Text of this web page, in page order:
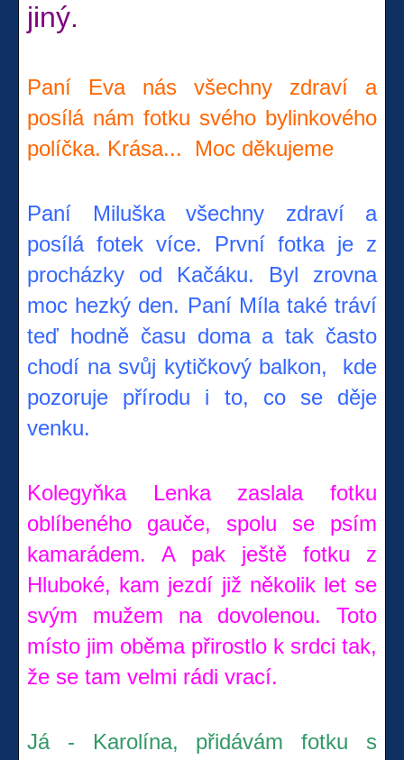
jiný.
Paní Eva nás všechny zdraví a
posílá nám fotku svého bylinkového
políčka. Krása... Moc děkujeme
Paní Miluška všechny zdraví a
posílá fotek více. První fotka je z
procházky od Kačáku. Byl zrovna
moc hezký den. Paní Míla také tráví
teď hodně času doma a tak často
chodí na svůj kytičkový balkon, kde
pozoruje přírodu i to, co se děje
venku.
Kolegyňka Lenka zaslala fotku
oblíbeného gauče, spolu se psím
kamarádem. A pak ještě fotku z
Hluboké, kam jezdí již několik let se
svým mužem na dovolenou. Toto
místo jim oběma přirostlo k srdci tak,
že se tam velmi rádi vrací.
Já - Karolína, přidávám fotku s